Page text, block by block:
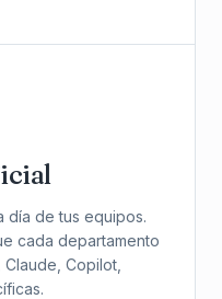
día de tus equipos.
cada departamento
Copilot,